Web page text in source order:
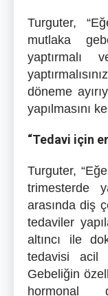
Turguter,
mutlaka
yaptırmalı
döneme
yapılmasını
“Tedavi için
Turguter,
trimesterde
arasında diş
tedaviler
altıncı ile
tedavisi acil
Gebeliğin
hormonal